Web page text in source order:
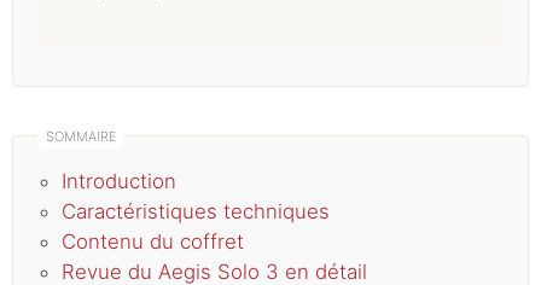
Introduction
Caractéristiques techniques
Contenu du coffret
Revue du Aegis Solo 3 en détail